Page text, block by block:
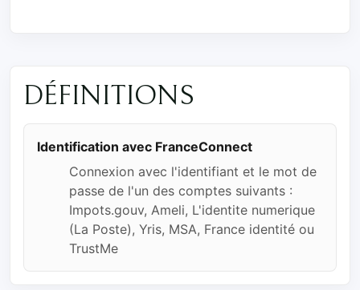
DÉFINITIONS
Identification avec FranceConnect
Connexion avec l'identifiant et le mot de
passe de l'un des comptes suivants :
Impots.gouv, Ameli, L'identite numerique
(La Poste), Yris, MSA, France identité ou
TrustMe